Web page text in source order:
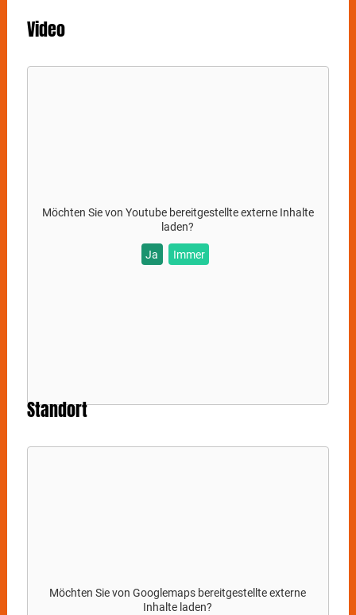
Video
Möchten Sie von Youtubebereitgestellte externe Inhalte
laden?
Ja Immer
Standort
Möchten Sie vonGooglemaps bereitgestellte externe
Inhalte laden?